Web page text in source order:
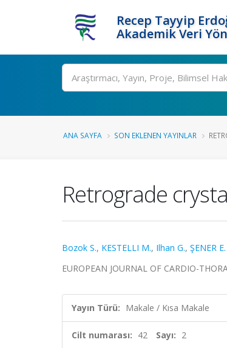
Recep Tayyip
Akademik Veri
Ara
ANA SAYFA SON EKLENEN YAYINLAR
Retrograde
Bozok S., KESTELLI M., Ilhan G., ŞENER E.
EUROPEAN JOURNAL OF CARDIO-
Yayın Türü: Makale / Kısa Makale
Cilt numarası: 42 Sayı: 2